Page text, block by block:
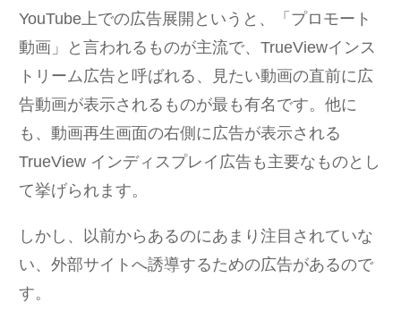
YouTube上での広告展開というと、「プロモート
動画」と言われるものが主流で、TrueViewインス
トリーム広告と呼ばれる、見たい動画の直前に広
告動画が表示されるものが最も有名です。他に
も、動画再生画面の右側に広告が表示される
TrueView インディスプレイ広告も主要なものとし
て挙げられます。
しかし、以前からあるのにあまり注目されていな
い、外部サイトへ誘導するための広告があるので
す。